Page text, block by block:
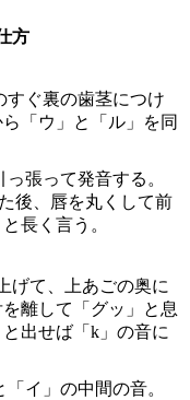
方
すぐ裏の歯茎につけ
「ウ」と「ル」を同
っ張って発音する。
後、唇を丸くして前
長く言う。
げて、上あごの奥に
離して「グッ」と息
出せば「k」の音に
イ」の中間の音。